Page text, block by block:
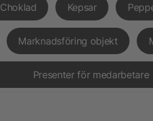
Choklad Kepsar
Marknadsföring objekt
Presenter för medarbetare